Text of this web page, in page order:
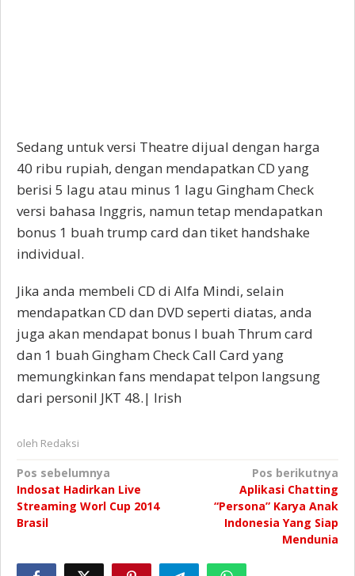
Sedang untuk versi Theatre dijual dengan harga
40 ribu rupiah, dengan mendapatkan CD yang
berisi 5 lagu atau minus 1 lagu Gingham Check
versi bahasa Inggris, namun tetap mendapatkan
bonus 1 buah trump card dan tiket handshake
individual.
Jika anda membeli CD di Alfa Mindi, selain
mendapatkan CD dan DVD seperti diatas, anda
juga akan mendapat bonus I buah Thrum card
dan 1 buah Gingham Check Call Card yang
memungkinkan fans mendapat telpon langsung
dari personil JKT 48.| Irish
oleh Redaksi
Navigasi
pos
Pos sebelumnya
Indosat Hadirkan Live
Streaming Worl Cup 2014
Brasil
Pos berikutnya
Aplikasi Chatting
“Persona” Karya Anak
Indonesia Yang Siap
Mendunia